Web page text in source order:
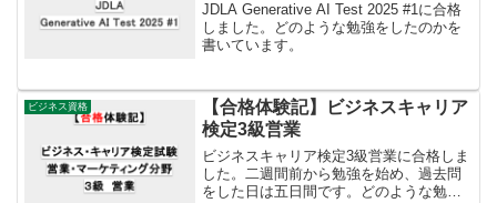
JDLA Generative AI Test 2025 #1に合格
しました。どのような勉強をしたのかを
書いています。
ビジネス資格
【合格体験記】ビジネスキャリア
検定3級営業
ビジネスキャリア検定3級営業に合格しま
した。二週間前から勉強を始め、過去問
をした日は五日間です。どのような勉強